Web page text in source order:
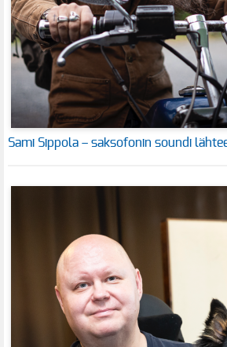
Sami Sippola – saksofonin soundi